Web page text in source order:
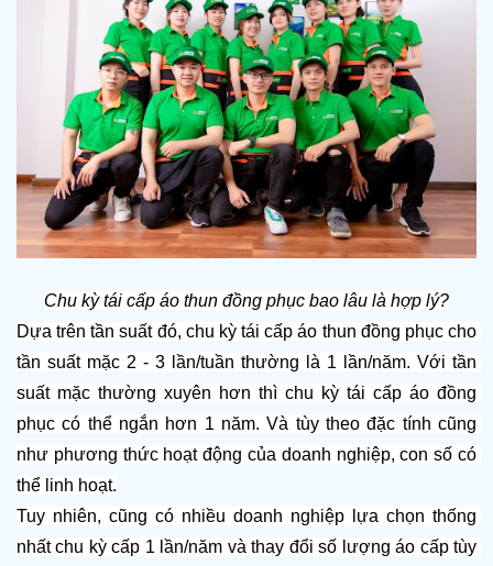
Chu kỳ tái cấp áo thun đồng phục bao lâu là hợp lý?
Dựa trên tần suất đó, chu kỳ tái cấp áo thun đồng phục cho
tần suất mặc 2 - 3 lần/tuần thường là 1 lần/năm. Với tần
suất mặc thường xuyên hơn thì chu kỳ tái cấp áo đồng
phục có thể ngắn hơn 1 năm. Và tùy theo đặc tính cũng
như phương thức hoạt động của doanh nghiệp, con số có
thể linh hoạt.
Tuy nhiên, cũng có nhiều doanh nghiệp lựa chọn thống
nhất chu kỳ cấp 1 lần/năm và thay đổi số lượng áo cấp tùy